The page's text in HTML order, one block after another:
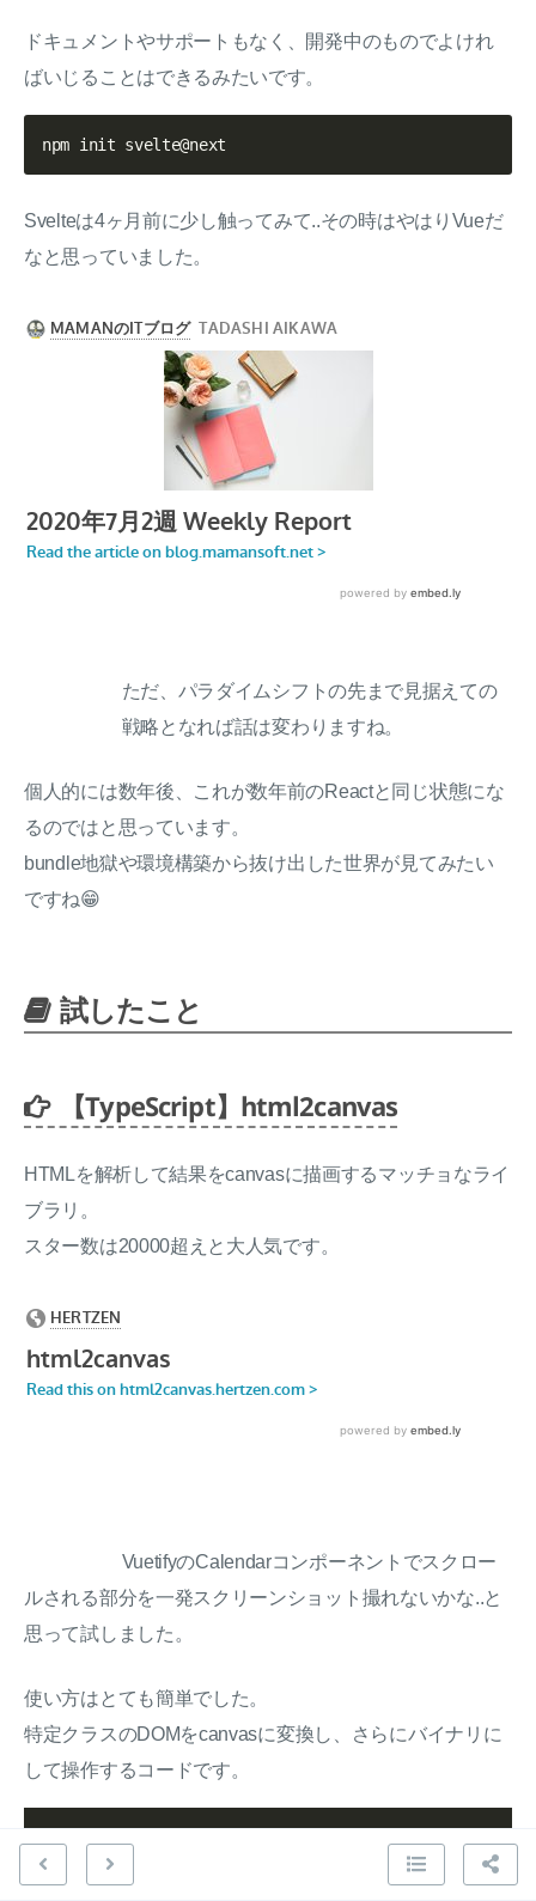
ドキュメントやサポートもなく、開発中のものでよけれ
ばいじることはできるみたいです。
Svelteは4ヶ月前に少し触ってみて..その時はやはりVueだ
なと思っていました。
ただ、パラダイムシフトの先まで見据えての
戦略となれば話は変わりますね。
個人的には数年後、これが数年前のReactと同じ状態にな
るのではと思っています。
bundle地獄や環境構築から抜け出した世界が見てみたい
ですね😁
試したこと
【TypeScript】html2canvas
HTMLを解析して結果をcanvasに描画するマッチョなライ
ブラリ。
スター数は20000超えと大人気です。
VuetifyのCalendarコンポーネントでスクロー
ルされる部分を一発スクリーンショット撮れないかな..と
思って試しました。
使い方はとても簡単でした。
特定クラスのDOMをcanvasに変換し、さらにバイナリに
して操作するコードです。
const canvas